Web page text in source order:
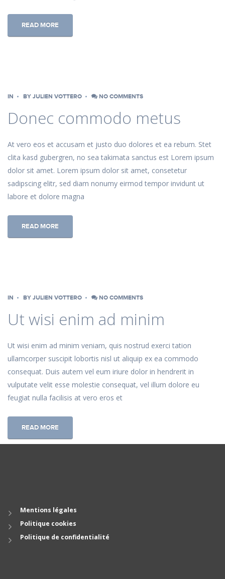
READ MORE
IN BY JULIEN VOTTERO NO COMMENTS
Donec commodo metus
At vero eos et accusam et justo duo dolores et ea rebum. Stet
clita kasd gubergren, no sea takimata sanctus est Lorem ipsum
dolor sit amet. Lorem ipsum dolor sit amet, consetetur
sadipscing elitr, sed diam nonumy eirmod tempor invidunt ut
labore et dolore magna
READ MORE
IN BY JULIEN VOTTERO NO COMMENTS
Ut wisi enim ad minim
Ut wisi enim ad minim veniam, quis nostrud exerci tation
ullamcorper suscipit lobortis nisl ut aliquip ex ea commodo
consequat. Duis autem vel eum iriure dolor in hendrerit in
vulputate velit esse molestie consequat, vel illum dolore eu
feugiat nulla facilisis at vero eros et
READ MORE
Mentions légales
Politique cookies
Politique de confidentialité